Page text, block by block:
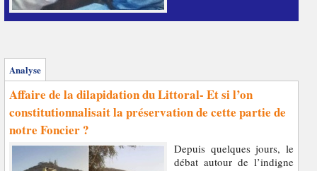
Analyse
Affaire de la dilapidation du Littoral- Et si l’on
constitutionnalisait la préservation de cette partie de
notre Foncier ?
Depuis quelques jours, le
débat autour de l’indigne